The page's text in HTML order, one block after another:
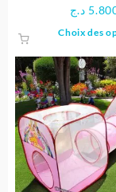
د.ج
Choix des